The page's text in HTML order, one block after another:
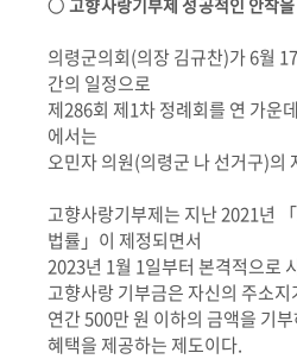
○고향사랑기부제 성공적인 안착
의령군의회(의장 김규찬)가6월 17
간의 일정으로
제286회 제1차 정례회를 연 가운데
에서는
오민자 의원(의령군 나 선거구)의
고향사랑기부제는 지난2021년 「
법률 」 이 제정되면서
2023년 1월 1일부터 본격적으로
고향사랑 기부금은 자신의 주소
연간500만 원 이하의 금액을 기
혜택을 제공하는 제도이다.